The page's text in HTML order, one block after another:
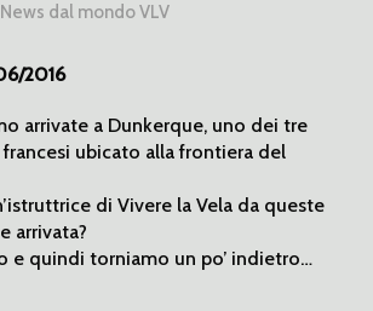
News dal mondo VLV
2016
arrivate a Dunkerque, uno dei tre
ubicato alla frontiera del
di Vivere la Vela da queste
arrivata?
e quindi torniamo un po’ indietro…